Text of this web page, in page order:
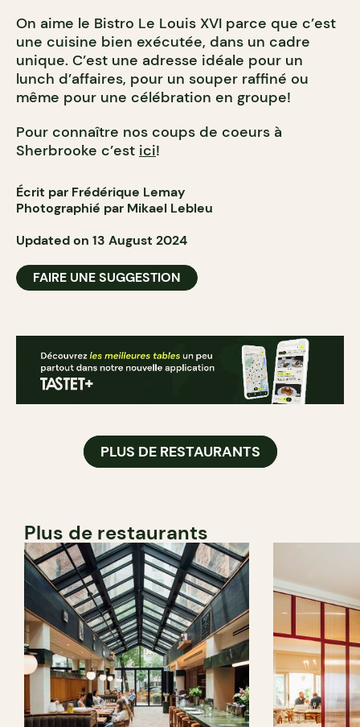
On aime le Bistro Le Louis XVI parce que c’est
une cuisine bien exécutée, dans un cadre
unique. C’est une adresse idéale pour un
lunch d’affaires, pour un souper raffiné ou
même pour une célébration en groupe!
Pour connaître nos coups de coeurs à
Sherbrooke c’est ici!
Écrit par Frédérique Lemay
Photographié par Mikael Lebleu
Updated on 13 August 2024
FAIRE UNE SUGGESTION
PLUS DE RESTAURANTS
Plus de restaurants